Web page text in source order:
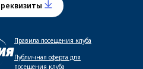
Правила посещения клуба
Публичная оферта для
посещения клуба